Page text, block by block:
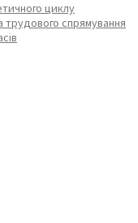
циклу
трудового спрямування